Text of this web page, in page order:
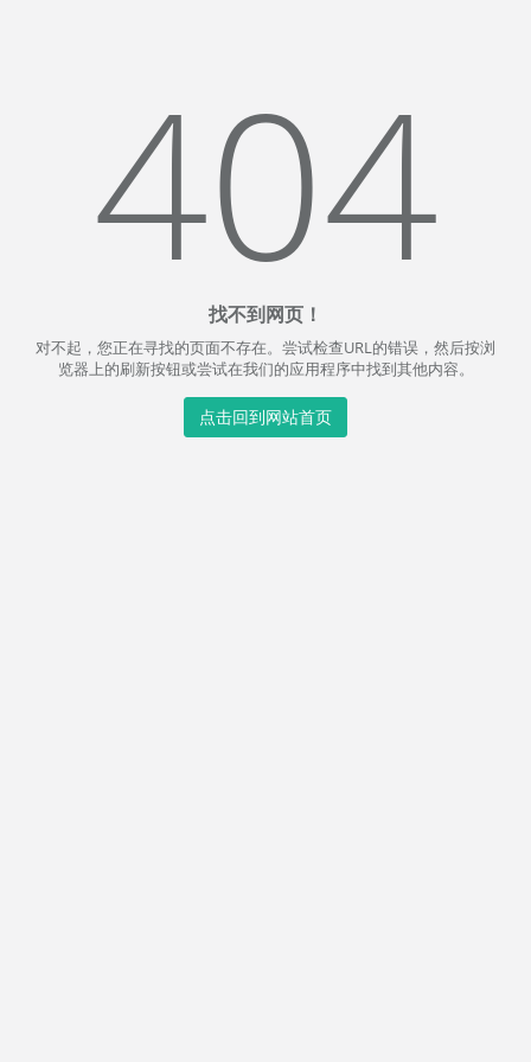
404
找不到网页！
对不起，您正在寻找的页面不存在。尝试检查URL的错误，然后按浏
览器上的刷新按钮或尝试在我们的应用程序中找到其他内容。
点击回到网站首页